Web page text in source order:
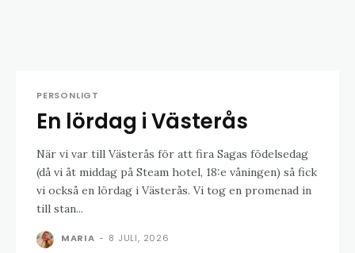
PERSONLIGT
En lördag i Västerås
När vi var till Västerås för att fira Sagas födelsedag
(då vi åt middag på Steam hotel, 18:e våningen) så fick
vi också en lördag i Västerås. Vi tog en promenad in
till stan...
MARIA - 8 JULI, 2026